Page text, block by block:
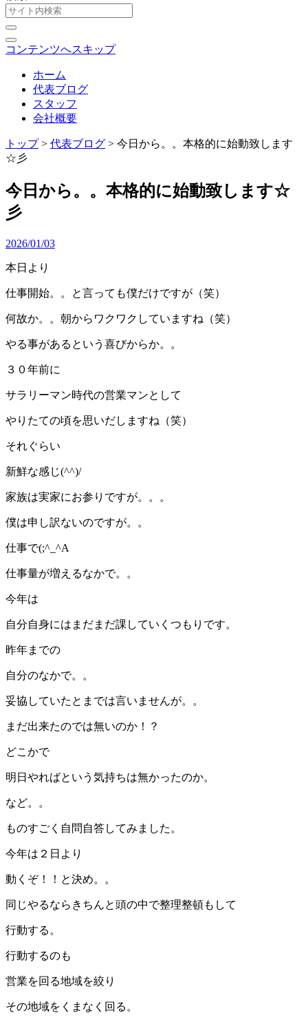
コンテンツへスキップ
ホーム
代表ブログ
スタッフ
会社概要
トップ> 代表ブログ > 今日から。。本格的に始動致します
☆彡
今日から。。本格的に始動致します☆
彡
2026/01/03
本日より
仕事開始。。と言っても僕だけですが（笑）
何故か。。朝からワクワクしていますね（笑）
やる事があるという喜びからか。。
３０年前に
サラリーマン時代の営業マンとして
やりたての頃を思いだしますね（笑）
それぐらい
新鮮な感じ(^^)/
家族は実家にお参りですが。。。
僕は申し訳ないのですが。。
仕事で(;^_^A
仕事量が増えるなかで。。
今年は
自分自身にはまだまだ課していくつもりです。
昨年までの
自分のなかで。。
妥協していたとまでは言いませんが。。
まだ出来たのでは無いのか！？
どこかで
明日やればという気持ちは無かったのか。
など。。
ものすごく自問自答してみました。
今年は２日より
動くぞ！！と決め。。
同じやるならきちんと頭の中で整理整頓もして
行動する。
行動するのも
営業を回る地域を絞り
その地域をくまなく回る。